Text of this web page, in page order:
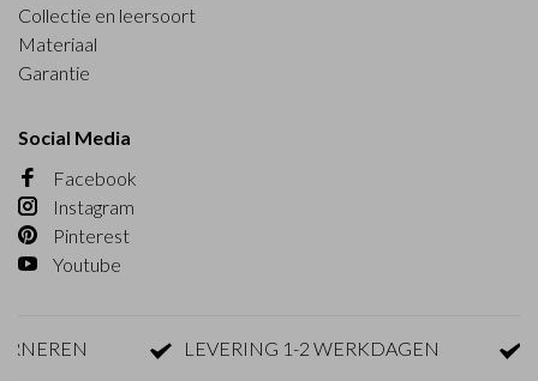
Collectie en leersoort
Materiaal
Garantie
Social Media
Facebook
Instagram
Pinterest
Youtube
LEVERING 1-2 WERKDAGEN